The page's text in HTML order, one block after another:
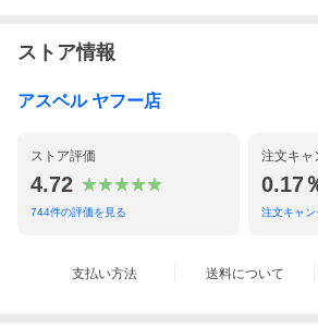
▲Check!▲
ストア情報
アスベル ヤフー店
ストア評価
4.72
744件の評価を見る
注文キャ
0.17
注文キャン
支払い方法 送料について